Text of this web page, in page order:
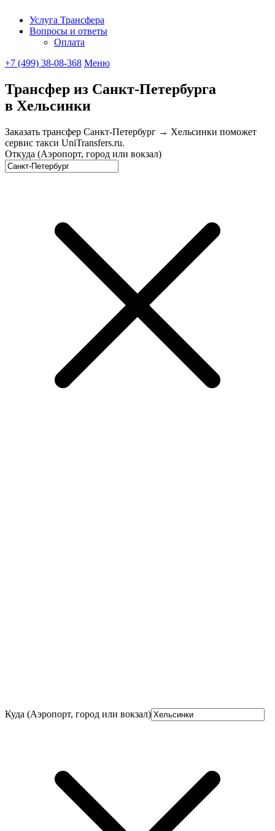
Услуга Трансфера
Вопросы и ответы
Оплата
+7 (499) 38-08-368 Меню
Трансфер из Санкт-Петербурга
в Хельсинки
Заказать трансфер Санкт-Петербург → Хельсинки поможет
сервис такси UniTransfers.ru.
Откуда (Аэропорт, город или вокзал)
Куда (Аэропорт, город или вокзал)